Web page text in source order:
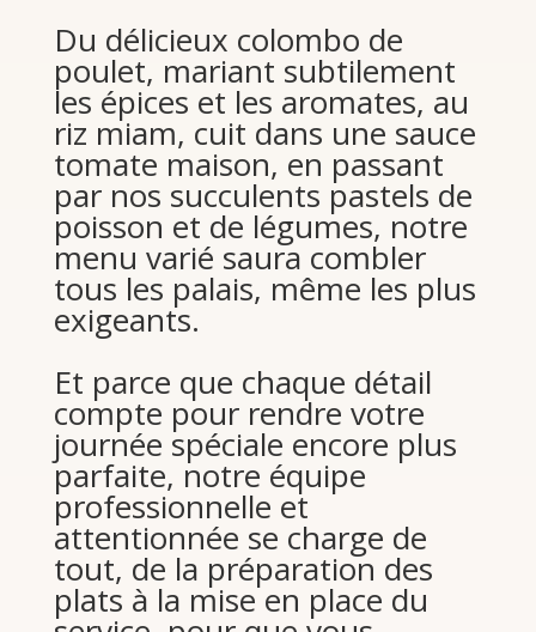
Du délicieux colombo de
poulet, mariant subtilement
les épices et les aromates, au
riz miam, cuit dans une sauce
tomate maison, en passant
par nos succulents pastels de
poisson et de légumes, notre
menu varié saura combler
tous les palais, même les plus
exigeants.
Et parce que chaque détail
compte pour rendre votre
journée spéciale encore plus
parfaite, notre équipe
professionnelle et
attentionnée se charge de
tout, de la préparation des
plats à la mise en place du